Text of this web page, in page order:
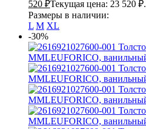
520 ₽Текущая цена: 23 520 ₽.
Размеры в наличии:
L M XL
-30%